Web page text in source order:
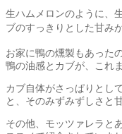
生ハムメロンのように、
ブのすっきりとした甘み
お家に鴨の燻製もあった
鴨の油感とカブが、これ
カブ自体がさっぱりとし
と、そのみずみずしさと
その他、モッツァレラと